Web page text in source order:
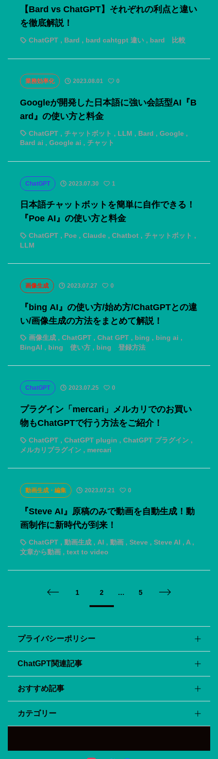
【Bard vs ChatGPT】それぞれの利点と違い
を徹底解説！
ChatGPT , Bard , bard cahtgpt 違い , bard 比較
業務効率化 2023.08.01 0
Googleが開発した日本語に強い会話型AI『B
ard』の使い方と料金
ChatGPT , チャットボット , LLM , Bard , Google ,
Bard ai , Google ai , チャット
ChatGPT 2023.07.30 1
日本語チャットボットを簡単に自作できる！
『Poe AI』の使い方と料金
ChatGPT , Poe , Claude , Chatbot , チャットボット ,
LLM
画像生成 2023.07.27 0
『bing AI』の使い方/始め方/ChatGPTとの違
い/画像生成の方法をまとめて解説！
画像生成 , ChatGPT , Chat GPT , bing , bing ai ,
BingAI , bing 使い方 , bing 登録方法
ChatGPT 2023.07.25 0
プラグイン「mercari」メルカリでのお買い
物もChatGPTで行う方法をご紹介！
ChatGPT , ChatGPT plugin , ChatGPT プラグイン ,
メルカリプラグイン , mercari
動画生成・編集 2023.07.21 0
『Steve AI』原稿のみで動画を自動生成！動
画制作に新時代が到来！
ChatGPT , 動画生成 , AI , 動画 , Steve , Steve AI , A,
文章から動画 , text to video
 1 2 … 5 
プライバシーポリシー
会社・サービス概要
ChatGPT関連記事
ChatGPT APIの料金を全て紹介！GPT3.5とGPT4-
Turbo、最新のGPT-4oについても！
APIを用いてChatGPTをスプレッドシートに組み込む方法
を解説！
おすすめ記事
『tl;dv』の使い方/料金/安全性を詳しく解説！zoom会議
の議事録を自動化！
『Gamma ai』の使い方・料金を紹介！
カテゴリー